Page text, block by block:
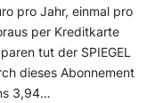
pro Jahr, einmal pro
per Kreditkarte
tut der SPIEGEL
dieses Abonnement
3,94…